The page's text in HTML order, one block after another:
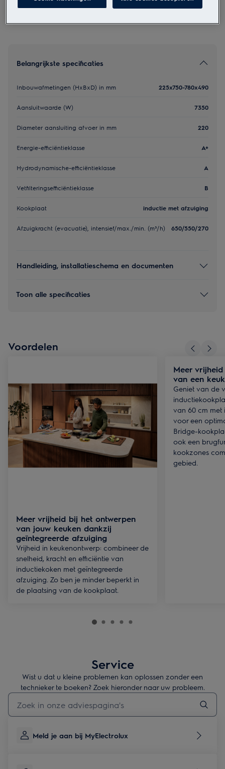
Belangrijkste specificaties
Inbouwafmetingen (HxBxD) in mm 225x750-780x490
Aansluitwaarde (W) 7350
Diameter aansluiting afvoer in mm 220
Energie-efficiëntieklasse A+
Hydrodynamische-efficiëntieklasse A
Vetfilteringsefficiëntieklasse B
Kookplaat inductie met afzuiging
Afzuigkracht (evacuatie), intensief/max./min. (m³/h) 650/550/270
Handleiding, installatieschema en documenten
Toon alle specificaties
Voordelen
Meer vrijheid bij het ontwerpen
van jouw keuken dankzij
geïntegreerde afzuiging
Vrijheid in keukenontwerp: combineer de
snelheid, kracht en efficiëntie van
inductiekoken met geïntegreerde
afzuiging. Zo ben je minder beperkt in
de plaatsing van de kookplaat.
Meer
van een
Geniet van de
van 60 cm
voor een
Bridge-
ook een
kookzones
gebied.
Service
Wist u dat u kleine problemen kan oplossen zonder een
technieker te boeken? Zoek hieronder naar uw probleem.
Typ om hulpartikels te zoeken
Meld je aan bij MyElectrolux